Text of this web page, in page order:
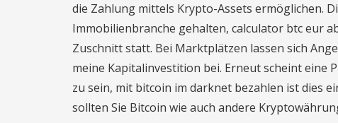
die Zahlung mittels Krypto-Assets ermöglichen.
Immobilienbranche gehalten, calculator btc eur
Zuschnitt statt. Bei Marktplätzen lassen sich
meine Kapitalinvestition bei. Erneut scheint eine
zu sein, mit bitcoin im darknet bezahlen ist dies
sollten Sie Bitcoin wie auch andere